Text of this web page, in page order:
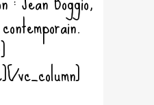
vc_column]